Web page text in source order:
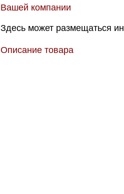
Вашей компании
Здесь может размещаться
Описание товара